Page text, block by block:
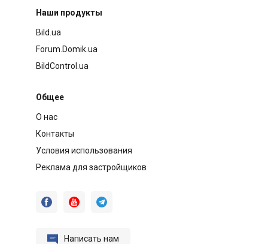
Наши продукты
Bild.ua
Forum.Domik.ua
BildControl.ua
Общее
О нас
Контакты
Условия использования
Реклама для застройщиков
  
 Написать нам